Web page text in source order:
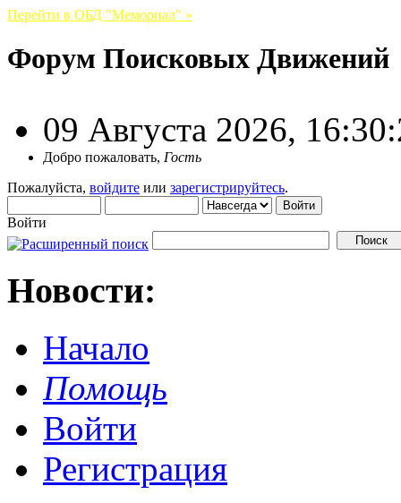
Перейти в ОБД "Мемориал" »
Форум Поисковых Движений
09 Августа 2026,
Добро пожаловать, Гость
Пожалуйста, войдите или зарегистрируйтесь.
Войти
Новости:
Начало
Помощь
Войти
Регистрация